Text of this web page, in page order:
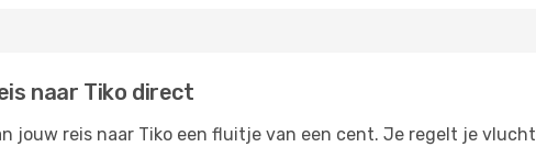
naar Tiko direct
jouw reis naar Tiko een fluitje van een cent. Je regelt je